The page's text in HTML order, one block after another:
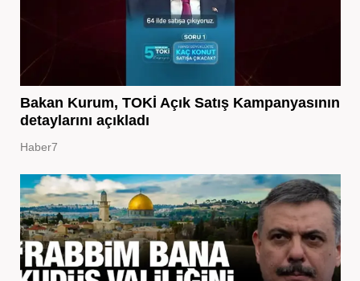
Bakan Kurum, TOKİ Açık Satış Kampanyasının
detaylarını açıkladı
Haber7